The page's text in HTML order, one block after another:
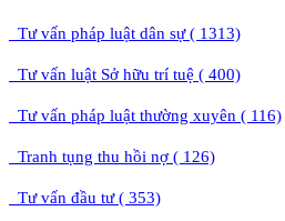
Tư vấn pháp luật dân sự ( 1313)
Tư vấn luật Sở hữu trí tuệ ( 400)
Tư vấn pháp luật thường xuyên ( 116)
Tranh tụng thu hồi nợ ( 126)
Tư vấn đầu tư ( 353)